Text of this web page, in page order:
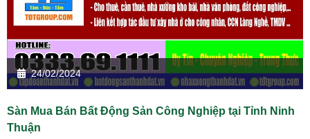
24/02/2024
Sàn Mua Bán Bất Động Sản Công Nghiệp tại Tỉnh Ninh
Thuận